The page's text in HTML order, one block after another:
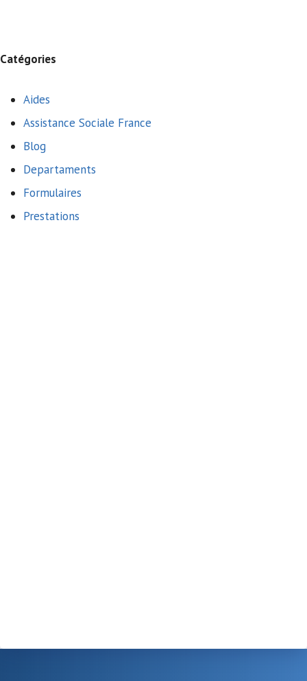
Catégories
Aides
Assistance Sociale France
Blog
Departaments
Formulaires
Prestations